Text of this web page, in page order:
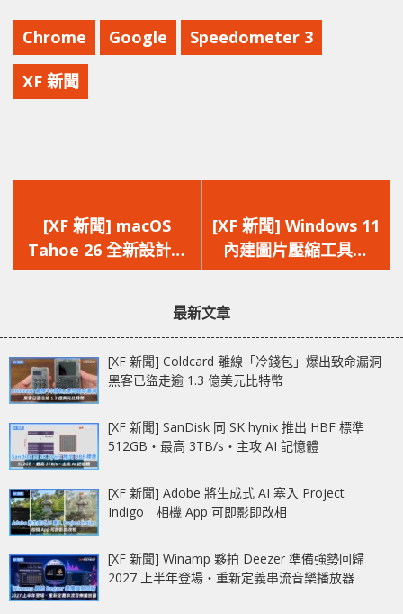
Chrome Google Speedometer 3
XF 新聞
一
篇
文
[XF 新聞] macOS
Tahoe 26 全新設計與
功能 Liquid Glass‧
一
篇
文
[XF 新聞] Windows 11
內建圖片壓縮工具
「原始」、「低」、
最新文章
[XF 新聞] Coldcard 離線「冷錢包」爆出致命漏洞
黑客已盜走逾 1.3 億美元比特幣
[XF 新聞] SanDisk 同 SK hynix 推出 HBF 標準
512GB‧最高 3TB/s‧主攻 AI 記憶體
[XF 新聞] Adobe 將生成式 AI 塞入 Project
Indigo 相機 App 可即影即改相
[XF 新聞] Winamp 夥拍 Deezer 準備強勢回歸
2027 上半年登場‧重新定義串流音樂播放器